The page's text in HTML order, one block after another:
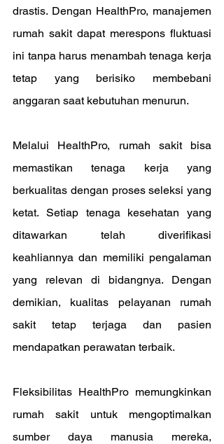
drastis. Dengan HealthPro, manajemen
rumah sakit dapat merespons fluktuasi
ini tanpa harus menambah tenaga kerja
tetap yang berisiko membebani
anggaran saat kebutuhan menurun.
Melalui HealthPro, rumah sakit bisa
memastikan tenaga kerja yang
berkualitas dengan proses seleksi yang
ketat. Setiap tenaga kesehatan yang
ditawarkan telah diverifikasi
keahliannya dan memiliki pengalaman
yang relevan di bidangnya. Dengan
demikian, kualitas pelayanan rumah
sakit tetap terjaga dan pasien
mendapatkan perawatan terbaik.
Fleksibilitas HealthPro memungkinkan
rumah sakit untuk mengoptimalkan
sumber daya manusia mereka,